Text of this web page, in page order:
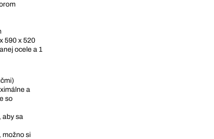
590 x 520
ocele a 1
a
so
aby sa
možno si